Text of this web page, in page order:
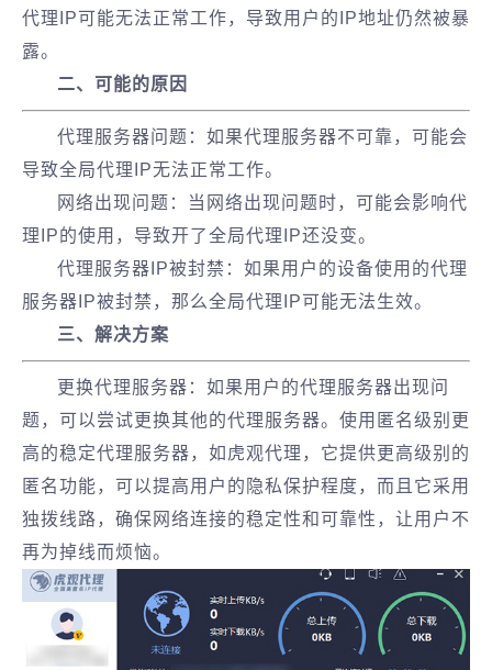
代理IP可能无法正常工作，导致用户的IP地址仍然被暴
露。
二、可能的原因
代理服务器问题：如果代理服务器不可靠，可能会
导致全局代理IP无法正常工作。
网络出现问题：当网络出现问题时，可能会影响代
理IP的使用，导致开了全局代理IP还没变。
代理服务器IP被封禁：如果用户的设备使用的代理
服务器IP被封禁，那么全局代理IP可能无法生效。
三、解决方案
更换代理服务器：如果用户的代理服务器出现问
题，可以尝试更换其他的代理服务器。使用匿名级别更
高的稳定代理服务器，如虎观代理，它提供更高级别的
匿名功能，可以提高用户的隐私保护程度，而且它采用
独拨线路，确保网络连接的稳定性和可靠性，让用户不
再为掉线而烦恼。